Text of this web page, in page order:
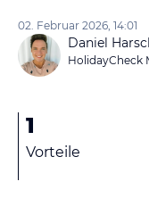
02. Februar 2026, 14:01
Daniel
HolidayCheck
1
Vorteile